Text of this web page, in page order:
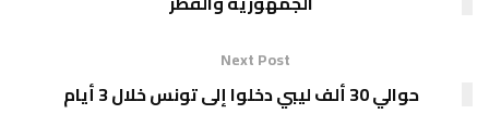
Next Post
حوالي 30 ألف ليبي دخلوا إلى تونس خلال 3 أيام